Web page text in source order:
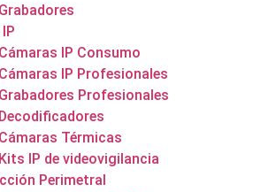
Grabadores
Cámaras IP Consumo
Cámaras IP Profesionales
Grabadores Profesionales
Decodificadores
Cámaras Térmicas
Kits IP de videovigilancia
Perimetral